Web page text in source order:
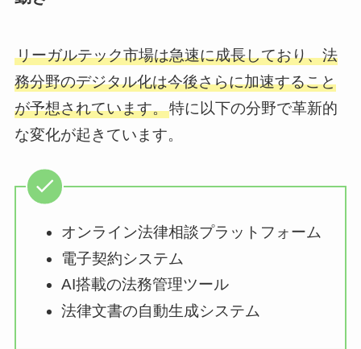
リーガルテック市場は急速に成長しており、法
務分野のデジタル化は今後さらに加速すること
が予想されています。特に以下の分野で革新的
な変化が起きています。
オンライン法律相談プラットフォーム
電子契約システム
AI搭載の法務管理ツール
法律文書の自動生成システム